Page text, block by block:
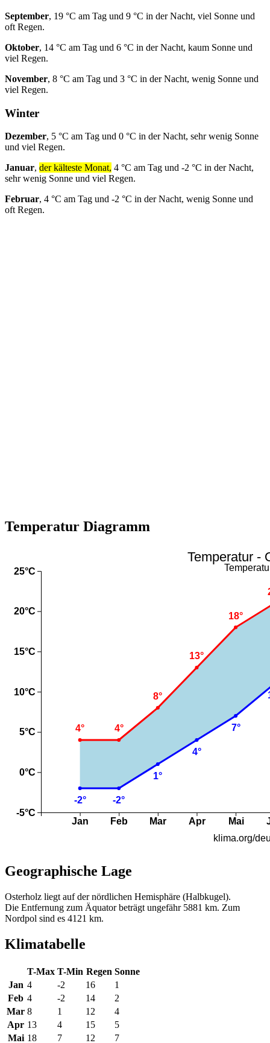
September, 19 °C am Tag und 9 °C in der Nacht, viel Sonne und
oft Regen.
Oktober, 14 °C am Tag und 6 °C in der Nacht, kaum Sonne und
viel Regen.
November, 8 °C am Tag und 3 °C in der Nacht, wenig Sonne und
viel Regen.
Winter
Dezember, 5 °C am Tag und 0 °C in der Nacht, sehr wenig Sonne
und viel Regen.
Januar, der kälteste Monat, 4 °C am Tag und -2 °C in der Nacht,
sehr wenig Sonne und viel Regen.
Februar, 4 °C am Tag und -2 °C in der Nacht, wenig Sonne und
oft Regen.
Temperatur Diagramm
Geographische Lage
Osterholz liegt auf der nördlichen Hemisphäre (Halbkugel).
Die Entfernung zum Äquator beträgt ungefähr 5881 km. Zum
Nordpol sind es 4121 km.
Klimatabelle
T-Max T-Min Regen Sonne
Jan 4 -2 16
1
Feb 4 -2 14
2
Mar 8 1 12
4
Apr 13 4 15
5
Mai 18 7 12 7